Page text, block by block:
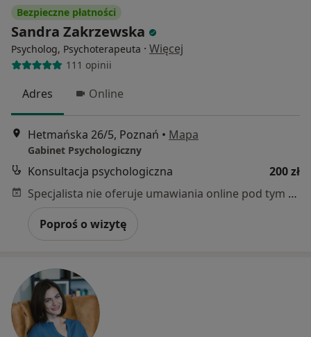
Bezpieczne płatności
Sandra Zakrzewska
Psycholog, Psychoterapeuta · Więcej
111 opinii
Adres Online
Hetmańska 26/5, Poznań • Mapa
Gabinet Psychologiczny
Konsultacja psychologiczna
200 zł
Specjalista nie oferuje umawiania online pod tym adresem.
Poproś o wizytę